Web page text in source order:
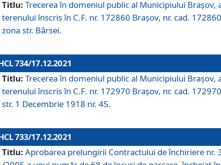
Titlu: Trecerea în domeniul public al Municipiului Braşov,
terenului înscris în C.F. nr. 172860 Brașov, nr. cad.
zona str. Bârsei.
734/17.12.2021
Titlu: Trecerea în domeniul public al Municipiului Braşov,
terenului înscris în C.F. nr. 172970 Brașov, nr. cad.
str. 1 Decembrie 1918 nr. 45.
733/17.12.2021
Titlu: Aprobarea prelungirii Contractului de închiriere nr.